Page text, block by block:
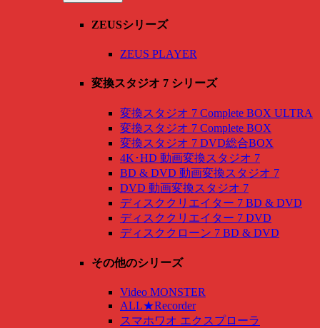
ZEUSシリーズ
ZEUS PLAYER
変換スタジオ 7 シリーズ
変換スタジオ 7 Complete BOX ULTRA
変換スタジオ 7 Complete BOX
変換スタジオ 7 DVD総合BOX
4K･HD 動画変換スタジオ 7
BD & DVD 動画変換スタジオ 7
DVD 動画変換スタジオ 7
ディスククリエイター 7 BD & DVD
ディスククリエイター 7 DVD
ディスククローン 7 BD & DVD
その他のシリーズ
Video MONSTER
ALL★Recorder
スマホワオ エクスプローラ